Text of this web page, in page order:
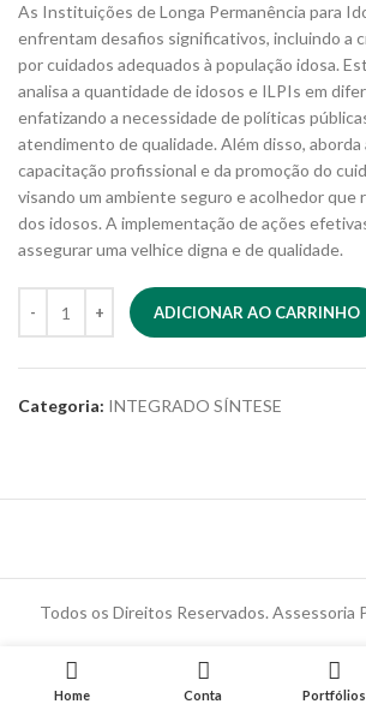
As Instituições de Longa Permanência para
enfrentam desafios significativos, incluindo a
por cuidados adequados à população idosa.
analisa a quantidade de idosos e ILPIs em
enfatizando a necessidade de políticas
atendimento de qualidade. Além disso, aborda
capacitação profissional e da promoção do
visando um ambiente seguro e acolhedor que
dos idosos. A implementação de ações
assegurar uma velhice digna e de qualidade.
ADICIONAR AO CARRINHO
Categoria: INTEGRADO SÍNTESE
Todos os Direitos Reservados. Assessoria
Home Conta Portfólios